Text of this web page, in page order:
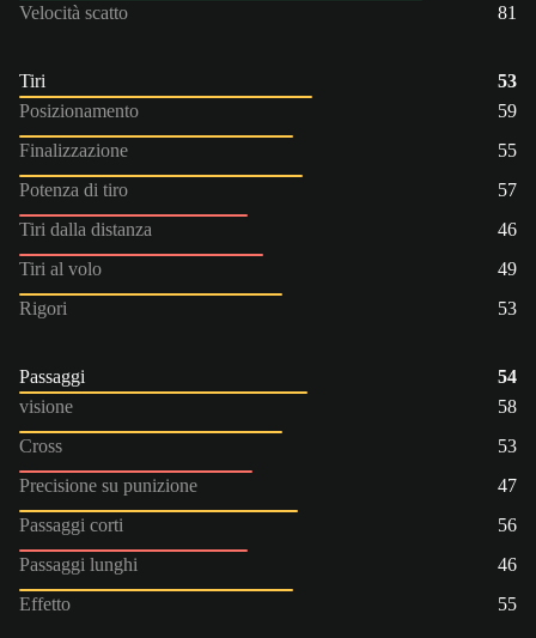
Velocità scatto
81
Tiri
53
Posizionamento
59
Finalizzazione
55
Potenza di tiro
57
Tiri dalla distanza
46
Tiri al volo
49
Rigori
53
Passaggi
54
visione
58
Cross
53
Precisione su punizione
47
Passaggi corti
56
Passaggi lunghi
46
Effetto
55